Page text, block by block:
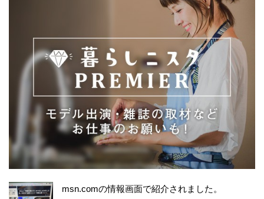
msn.comの情報画面で紹介されました。